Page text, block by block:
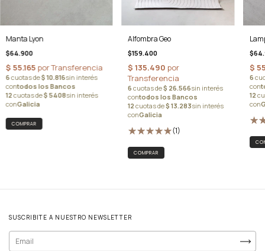
Manta Lyon
$64.900
Alfombra Geo
$159.400
(1)
COMPRAR
SUSCRIBITE A NUESTRO NEWSLETTER